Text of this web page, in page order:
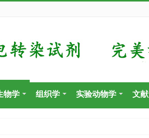
物学 组织学 实验动物学 文献